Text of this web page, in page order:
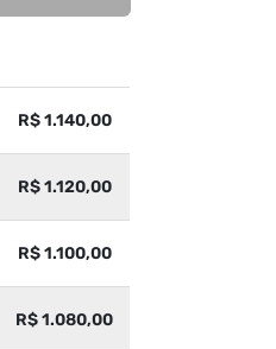
R$ 1.140,00
R$ 1.120,00
R$ 1.100,00
R$ 1.080,00